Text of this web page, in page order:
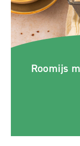
Roomijs